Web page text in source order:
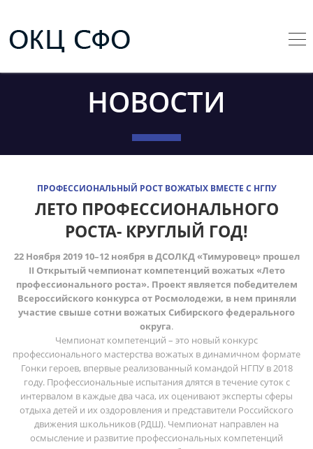
НОВОСТИ
ПРОФЕССИОНАЛЬНЫЙ РОСТ ВОЖАТЫХ ВМЕСТЕ С НГПУ
ЛЕТО ПРОФЕССИОНАЛЬНОГО
РОСТА- КРУГЛЫЙ ГОД!
22 Ноября 2019 10–12 ноября в ДСОЛКД «Тимуровец» прошел
II Открытый чемпионат компетенций вожатых «Лето
профессионального роста». Проект является победителем
Всероссийского конкурса от Росмолодежи, в нем приняли
участие свыше сотни вожатых Сибирского федерального
округа.
Чемпионат компетенций – это новый конкурс
профессионального мастерства вожатых в динамичном формате
Гонки героев, впервые реализованный командой НГПУ в 2018
году. Профессиональные испытания длятся в течение суток с
интервалом в каждые два часа, их оценивают эксперты сферы
отдыха детей и их оздоровления и представители Российского
движения школьников (РДШ). Чемпионат направлен на
осмысление и развитие профессиональных компетенций